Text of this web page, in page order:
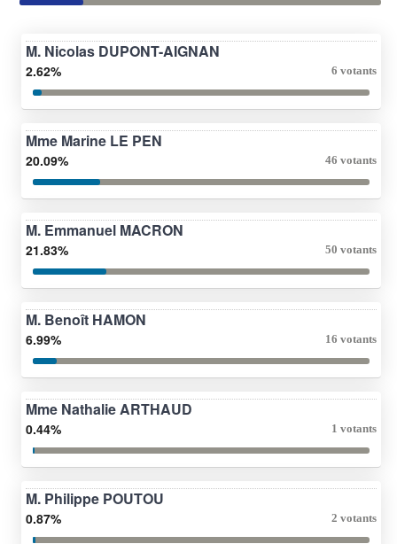
M. Nicolas DUPONT-AIGNAN
2.62% 6 votants
Mme Marine LE PEN
20.09% 46 votants
M. Emmanuel MACRON
21.83% 50 votants
M. Benoît HAMON
6.99% 16 votants
Mme Nathalie ARTHAUD
0.44% 1 votants
M. Philippe POUTOU
0.87% 2 votants